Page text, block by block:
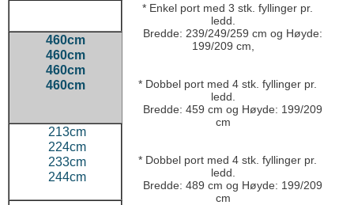
460cm
460cm
460cm
460cm
213cm
224cm
233cm
244cm
* Enkel port med 3 stk. fyllinger pr.
ledd.
Bredde: 239/249/259 cm og Høyde:
199/209 cm,
* Dobbel port med 4 stk. fyllinger pr.
ledd.
Bredde: 459 cm og Høyde: 199/209
cm
* Dobbel port med 4 stk. fyllinger pr.
ledd.
Bredde: 489 cm og Høyde: 199/209
cm